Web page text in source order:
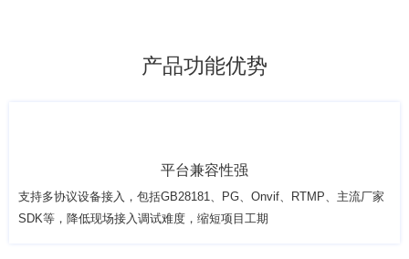
产品功能优势
平台兼容性强
支持多协议设备接入，包括GB28181、PG、Onvif、RTMP、主流厂家
SDK等，降低现场接入调试难度，缩短项目工期